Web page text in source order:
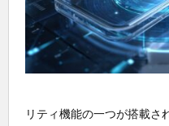
リティ機能の一つが搭載さ